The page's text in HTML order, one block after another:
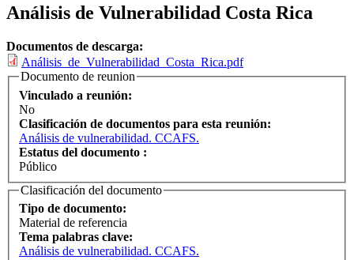
Análisis de Vulnerabilidad Costa Rica
Documentos de descarga:
Análisis_de_Vulnerabilidad_Costa_Rica.pdf
Documento de reunion
Vinculado a reunión:
No
Clasificación de documentos para esta reunión:
Análisis de vulnerabilidad. CCAFS.
Estatus del documento :
Público
Clasificación del documento
Tipo de documento:
Material de referencia
Tema palabras clave:
Análisis de vulnerabilidad. CCAFS.